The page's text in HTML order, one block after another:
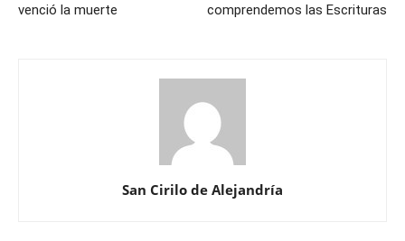
venció la muerte
comprendemos las Escrituras
San Cirilo de Alejandría